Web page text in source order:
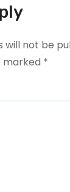
will not be
marked *